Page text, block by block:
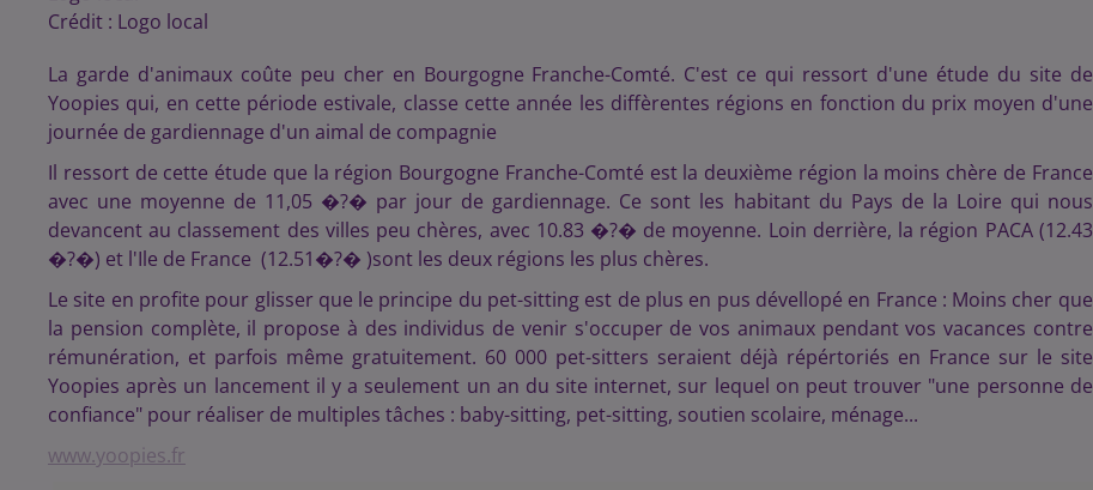
Crédit : Logo local
La garde d'animaux coûte peu cher en Bourgogne Franche-Comté. C'est ce qui ressort d'une étude du site de
Yoopies qui, en cette période estivale, classe cette année les diffèrentes régions en fonction du prix moyen d'une
journée de gardiennage d'un aimal de compagnie
Il ressort de cette étude que la région Bourgogne Franche-Comté est la deuxième région la moins chère de France
avec une moyenne de 11,05 �?� par jour de gardiennage. Ce sont les habitant du Pays de la Loire qui nous
devancent au classement des villes peu chères, avec 10.83 �?� de moyenne. Loin derrière, la région PACA (12.43
�?�) et l'Ile de France (12.51�?� )sont les deux régions les plus chères.
Le site en profite pour glisser que le principe du pet-sitting est de plus en pus dévellopé en France : Moins cher que
la pension complète, il propose à des individus de venir s'occuper de vos animaux pendant vos vacances contre
rémunération, et parfois même gratuitement. 60 000 pet-sitters seraient déjà répértoriés en France sur le site
Yoopies après un lancement il y a seulement un an du site internet, sur lequel on peut trouver "une personne de
confiance" pour réaliser de multiples tâches : baby-sitting, pet-sitting, soutien scolaire, ménage...
www.yoopies.fr